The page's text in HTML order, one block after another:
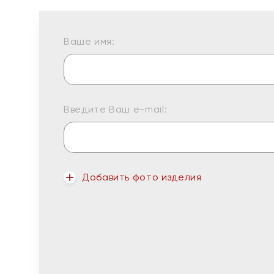
Ваше имя:
Введите Ваш e-mail:
Добавить фото изделия